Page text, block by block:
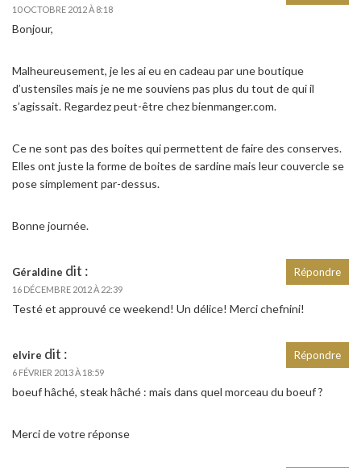
10 OCTOBRE 2012 À 8:18
Bonjour,
Malheureusement, je les ai eu en cadeau par une boutique
d’ustensiles mais je ne me souviens pas plus du tout de qui il
s’agissait. Regardez peut-être chez bienmanger.com.
Ce ne sont pas des boites qui permettent de faire des conserves.
Elles ont juste la forme de boites de sardine mais leur couvercle se
pose simplement par-dessus.
Bonne journée.
Géraldine dit :
16 DÉCEMBRE 2012 À 22:39
Testé et approuvé ce weekend! Un délice! Merci chefnini!
Répondre
elvire dit :
6 FÉVRIER 2013 À 18:59
boeuf hâché, steak hâché : mais dans quel morceau du boeuf ?
Merci de votre réponse
Répondre